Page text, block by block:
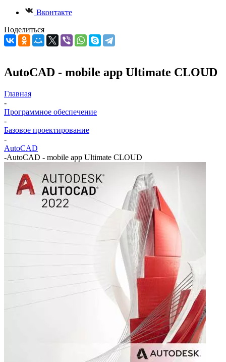
Вконтакте
Поделиться
AutoCAD - mobile app Ultimate CLOUD
Главная
-
Программное обеспечение
-
Базовое проектирование
-
AutoCAD
-AutoCAD - mobile app Ultimate CLOUD